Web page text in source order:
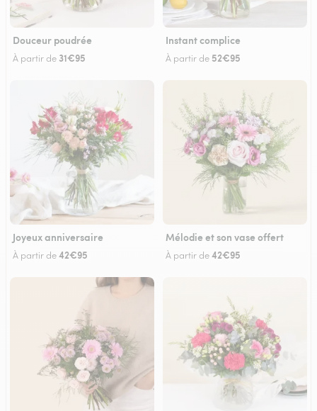
Douceur poudrée
À partir de 31€95
Instant complice
À partir de 52€95
Joyeux anniversaire
À partir de42€95
Mélodie et son vase offert
À partir de42€95